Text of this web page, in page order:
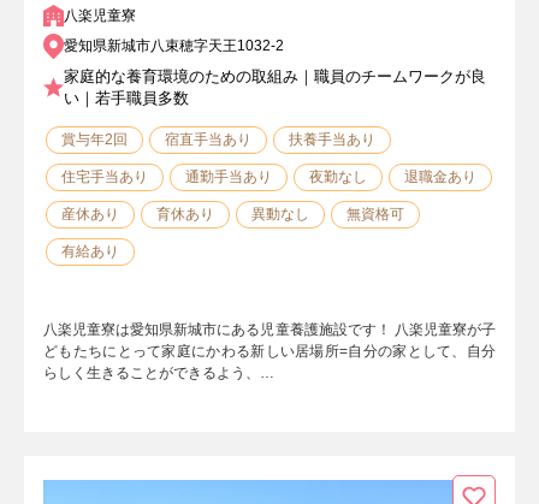
八楽児童寮
愛知県新城市八束穂字天王1032-2
家庭的な養育環境のための取組み｜職員のチームワークが良
い｜若手職員多数
賞与年2回 宿直手当あり 扶養手当あり
住宅手当あり 通勤手当あり 夜勤なし 退職金あり
産休あり 育休あり 異動なし 無資格可
有給あり
八楽児童寮は愛知県新城市にある児童養護施設です！ 八楽児童寮が子
どもたちにとって家庭にかわる新しい居場所=自分の家として、自分
らしく生きることができるよう、…